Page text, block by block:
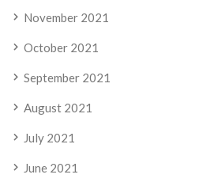
November 2021
October 2021
September 2021
August 2021
July 2021
June 2021